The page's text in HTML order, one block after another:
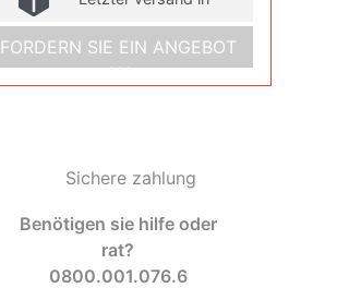
FORDERN SIE EIN ANGEBOT
AN
Sichere zahlung
Benötigen sie hilfe oder
rat?
0800.001.076.6